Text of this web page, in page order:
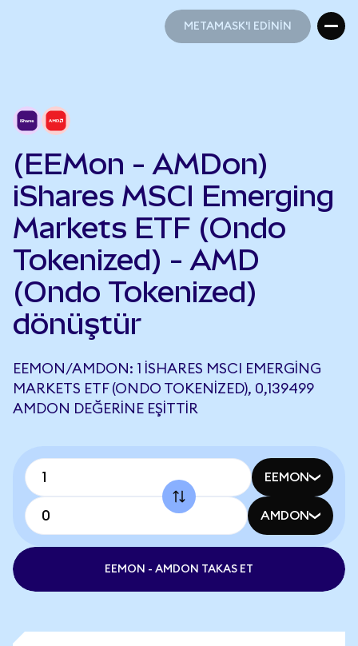
METAMASK'I EDİNİN
(EEMon - AMDon)
iShares MSCI Emerging
Markets ETF (Ondo
Tokenized) - AMD
(Ondo Tokenized)
dönüştür
EEMON/AMDON: 1 ISHARES MSCI EMERGING
MARKETS ETF (ONDO TOKENIZED), 0,139499
AMDON DEĞERINE EŞITTIR
EEMON
AMDON
EEMON - AMDON TAKAS ET